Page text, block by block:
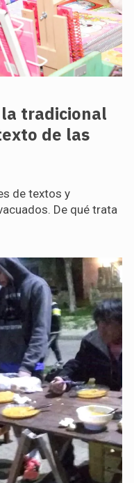
tradicional
de las
de textos y
De qué trata